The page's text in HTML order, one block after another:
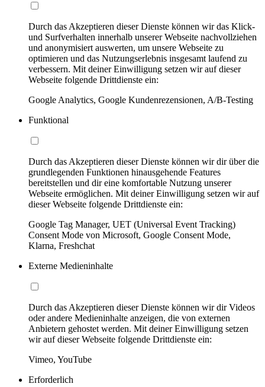
Durch das Akzeptieren dieser Dienste können wir das Klick-
und Surfverhalten innerhalb unserer Webseite nachvollziehen
und anonymisiert auswerten, um unsere Webseite zu
optimieren und das Nutzungserlebnis insgesamt laufend zu
verbessern. Mit deiner Einwilligung setzen wir auf dieser
Webseite folgende Drittdienste ein:
Google Analytics, Google Kundenrezensionen, A/B-Testing
Funktional
Durch das Akzeptieren dieser Dienste können wir dir über die
grundlegenden Funktionen hinausgehende Features
bereitstellen und dir eine komfortable Nutzung unserer
Webseite ermöglichen. Mit deiner Einwilligung setzen wir auf
dieser Webseite folgende Drittdienste ein:
Google Tag Manager, UET (Universal Event Tracking)
Consent Mode von Microsoft, Google Consent Mode,
Klarna, Freshchat
Externe Medieninhalte
Durch das Akzeptieren dieser Dienste können wir dir Videos
oder andere Medieninhalte anzeigen, die von externen
Anbietern gehostet werden. Mit deiner Einwilligung setzen
wir auf dieser Webseite folgende Drittdienste ein:
Vimeo, YouTube
Erforderlich